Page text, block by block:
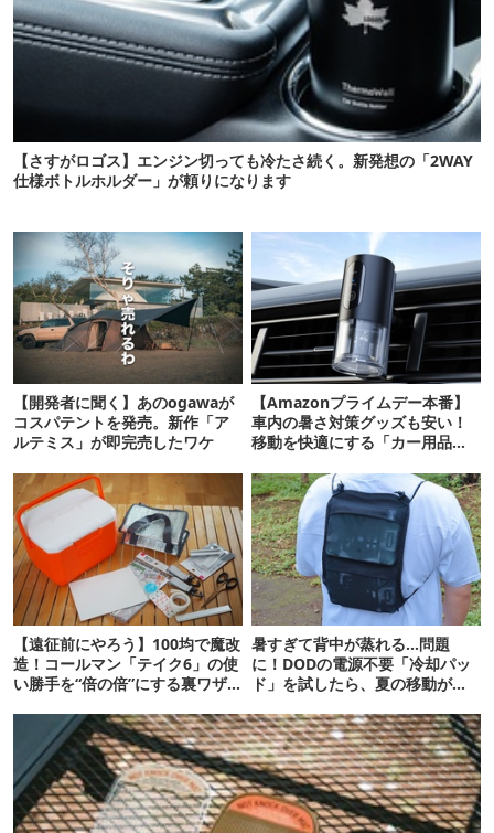
【さすがロゴス】エンジン切っても冷たさ続く。新発想の「2WAY
仕様ボトルホルダー」が頼りになります
【開発者に聞く】あのogawaが
コスパテントを発売。新作「ア
ルテミス」が即完売したワケ
【Amazonプライムデー本番】
車内の暑さ対策グッズも安い！
移動を快適にする「カー用品」
【遠征前にやろう】100均で魔改
造！コールマン「テイク6」の使
い勝手を“倍の倍”にする裏ワザ6
暑すぎて背中が蒸れる…問題
に！DODの電源不要「冷却パッ
ド」を試したら、夏の移動がラ